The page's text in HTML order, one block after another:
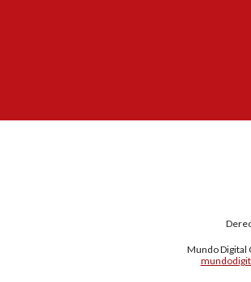
Mundo Digital